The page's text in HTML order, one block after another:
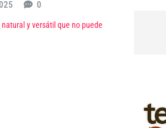
0
y versátil que no puede